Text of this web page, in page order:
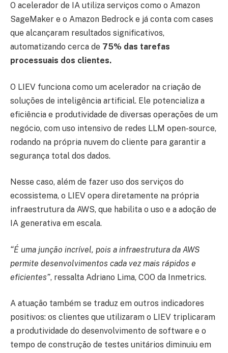
O acelerador de IA utiliza serviços como o Amazon
SageMaker e o Amazon Bedrock e já conta com cases
que alcançaram resultados significativos,
automatizando cerca de 75% das tarefas
processuais dos clientes.
O LIEV funciona como um acelerador na criação de
soluções de inteligência artificial. Ele potencializa a
eficiência e produtividade de diversas operações de um
negócio, com uso intensivo de redes LLM open-source,
rodando na própria nuvem do cliente para garantir a
segurança total dos dados.
Nesse caso, além de fazer uso dos serviços do
ecossistema, o LIEV opera diretamente na própria
infraestrutura da AWS, que habilita o uso e a adoção de
IA generativa em escala.
“É uma junção incrível, pois a infraestrutura da AWS
permite desenvolvimentos cada vez mais rápidos e
eficientes”, ressalta Adriano Lima, COO da Inmetrics.
A atuação também se traduz em outros indicadores
positivos: os clientes que utilizaram o LIEV triplicaram
a produtividade do desenvolvimento de software e o
tempo de construção de testes unitários diminuiu em